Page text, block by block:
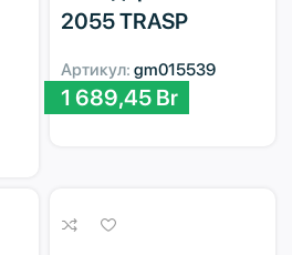
2055 TRASP
Артикул: gm015539
1 689,45 Br